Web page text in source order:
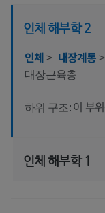
인체 해부학 2
인체> 내장계통>
대장근육층
하위 구조: 이 부
인체 해부학 1